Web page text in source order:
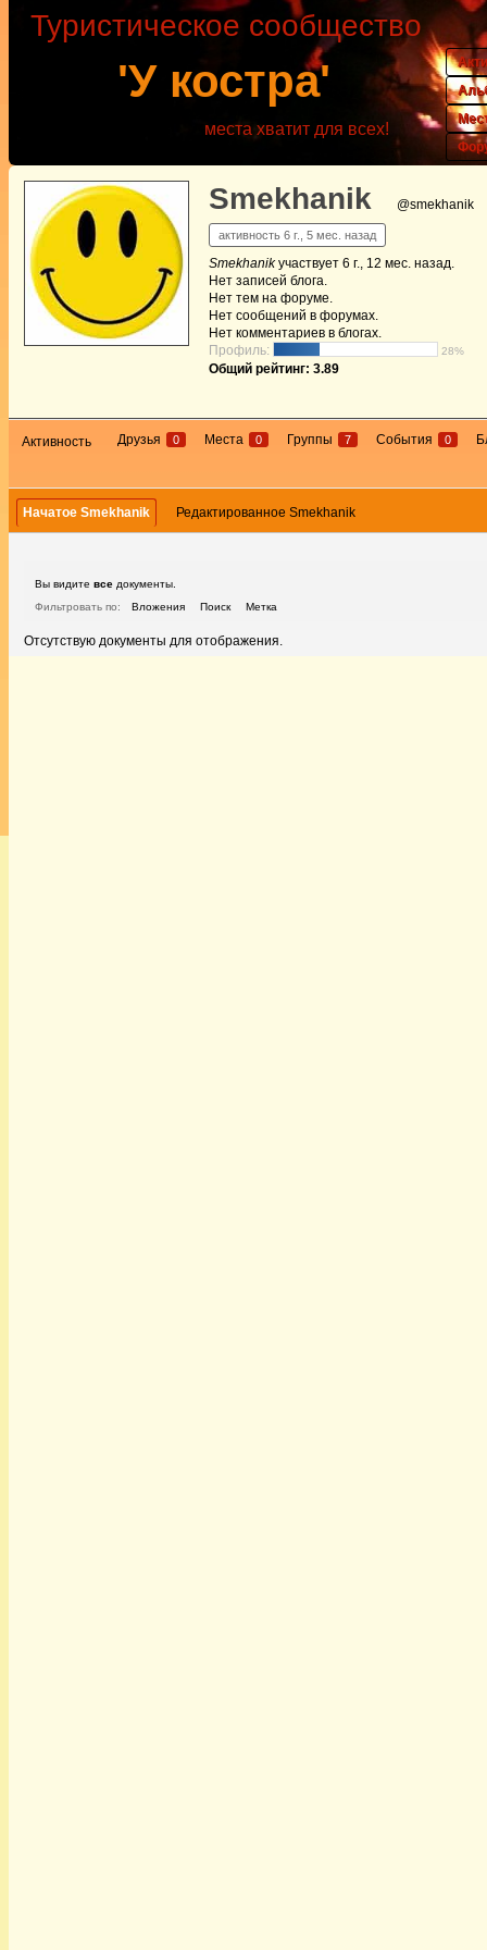
'У костра'
Туристическое сообщество
места хватит для всех!
Smekhanik @smekhanik
активность 6 г., 5 мес. назад
Smekhanikучаствует 6 г., 12 мес. назад.
Нет записей блога.
Нет тем на форуме.
Нет сообщений в форумах.
Нет комментариев в блогах.
Профиль:
28%
Общий рейтинг: 3.89
Активность Друзья 0 Места 0 Группы 7 События 0
Начатое Smekhanik Редактированное Smekhanik
Вы видите все документы.
Фильтровать по:
Вложения Поиск Метка
Отсутствую документы для отображения.